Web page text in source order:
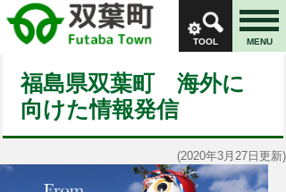
TOOL MENU
福島県双葉町 海外に
向けた情報発信
(2020年3月27日更新)